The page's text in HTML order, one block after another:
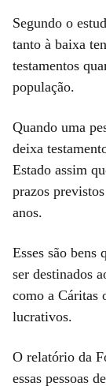
Segundo o
tanto à baixa
testamentos
população.
Quando uma
deixa
Estado assim
prazos
anos.
Esses são bens
ser destinados
como a Cáritas
lucrativos.
O relatório da
essas pessoas